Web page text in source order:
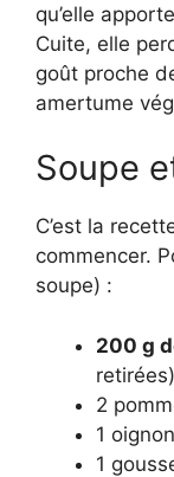
qu’elle
Cuite, elle
goût proche
amertume
Soupe
C’est la
commencer.
soupe) :
200 g
retirées)
2
1 oignon
1